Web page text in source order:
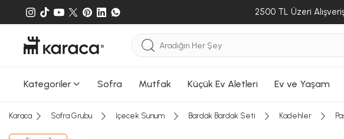
2500 TL Üzeri
Kategoriler Sofra Mutfak Küçük Ev Aletleri Ev ve Yaşam
Karaca Sofra Grubu İçecek Sunum Bardak Bardak Seti Kadehler